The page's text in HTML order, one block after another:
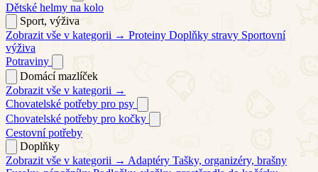
Dětské helmy na kolo
Sport, výživa
Zobrazit vše v kategorii → Proteiny Doplňky stravy Sportovní
výživa
Potraviny
Domácí mazlíček
Zobrazit vše v kategorii →
Chovatelské potřeby pro psy
Chovatelské potřeby pro kočky
Cestovní potřeby
Doplňky
Zobrazit vše v kategorii → Adaptéry Tašky, organizéry, brašny